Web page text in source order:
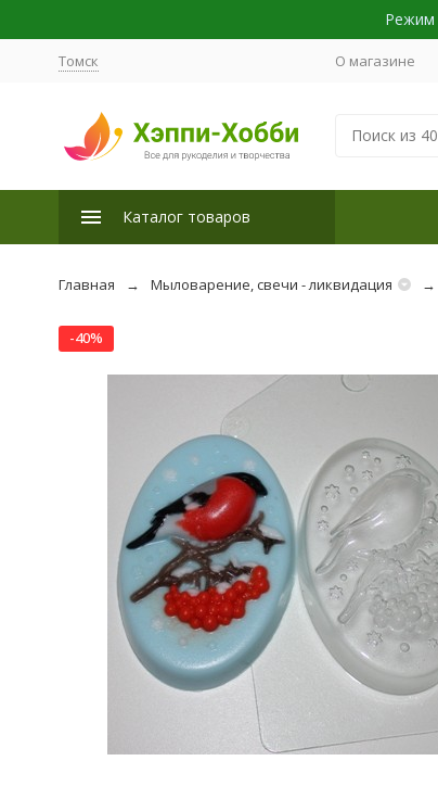
Режим
Томск О магазине
Каталог товаров
Главная Мыловарение, свечи - ликвидация
-40%